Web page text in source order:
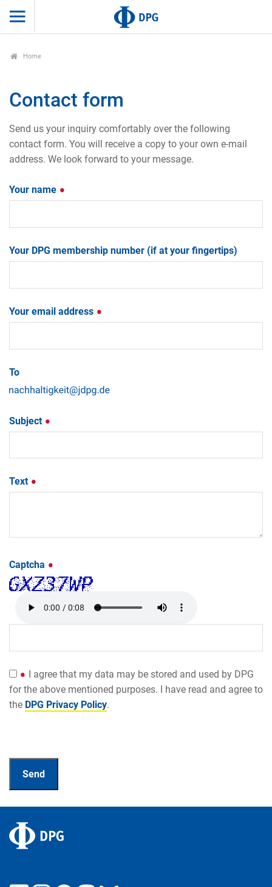
Home
Contact form
Send us your inquiry comfortably over the following
contact form. You will receive a copy to your own e-mail
address. We look forward to your message.
Your name
Your DPG membership number (if at your fingertips)
Your email address
To
Subject
Text
Captcha
I agree that my data may be stored and used by DPG
for the above mentioned purposes. I have read and agree to
the DPG Privacy Policy.